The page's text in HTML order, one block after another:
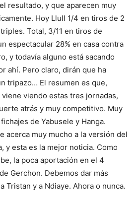
resultado, y que aparecen muy
Hoy Llull 1/4 en tiros de 2
Total, 3/11 en tiros de
espectacular 28% en casa contra
y todavía alguno está sacando
ahí. Pero claro, dirán que ha
tripazo… El resumen es que,
viene viendo estas tres jornadas,
atrás y muy competitivo. Muy
de Yabusele y Hanga.
acerca muy mucho a la versión del
y esta es la mejor noticia. Como
la poca aportación en el 4
Gerchon. Debemos dar más
Tristan y a Ndiaye. Ahora o nunca.